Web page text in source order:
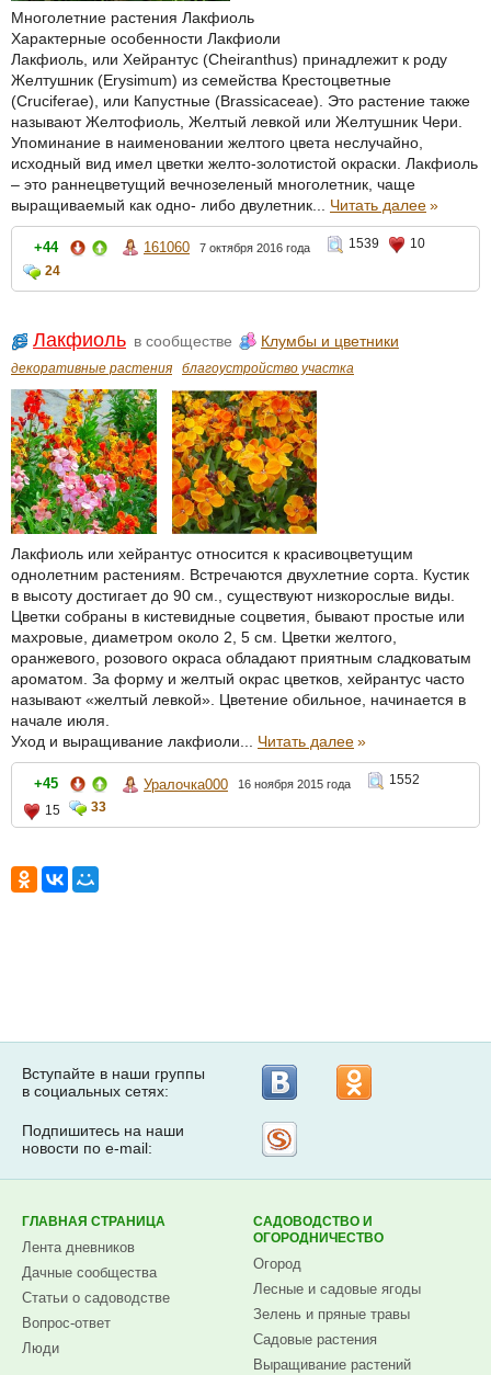
Многолетние растения Лакфиоль
Характерные особенности Лакфиоли
Лакфиоль, или Хейрантус (Cheiranthus) принадлежит к роду
Желтушник (Erysimum) из семейства Крестоцветные
(Cruciferae), или Капустные (Brassicaceae). Это растение также
называют Желтофиоль, Желтый левкой или Желтушник Чери.
Упоминание в наименовании желтого цвета неслучайно,
исходный вид имел цветки желто-золотистой окраски. Лакфиоль
– это раннецветущий вечнозеленый многолетник, чаще
выращиваемый как одно- либо двулетник... Читать далее»
+44 161060 7 октября 2016 года 1539
10
24
Лакфиоль в сообществе Клумбы и цветники
декоративные растения благоустройство участка
Лакфиоль или хейрантус относится к красивоцветущим
однолетним растениям. Встречаются двухлетние сорта. Кустик
в высоту достигает до 90 см., существуют низкорослые виды.
Цветки собраны в кистевидные соцветия, бывают простые или
махровые, диаметром около 2, 5 см. Цветки желтого,
оранжевого, розового окраса обладают приятным сладковатым
ароматом. За форму и желтый окрас цветков, хейрантус часто
называют «желтый левкой». Цветение обильное, начинается в
начале июля.
Уход и выращивание лакфиоли... Читать далее»
+45 Уралочка000 16 ноября 2015 года
1552
15
33
Вступайте в наши группы
в социальных сетях:
Подпишитесь на наши
новости по e-mail:
ГЛАВНАЯ СТРАНИЦА
Лента дневников
Дачные сообщества
Статьи о садоводстве
Вопрос-ответ
Люди
САДОВОДСТВО И
ОГОРОДНИЧЕСТВО
Огород
Лесные и садовые ягоды
Зелень и пряные травы
Садовые растения
Выращивание растений